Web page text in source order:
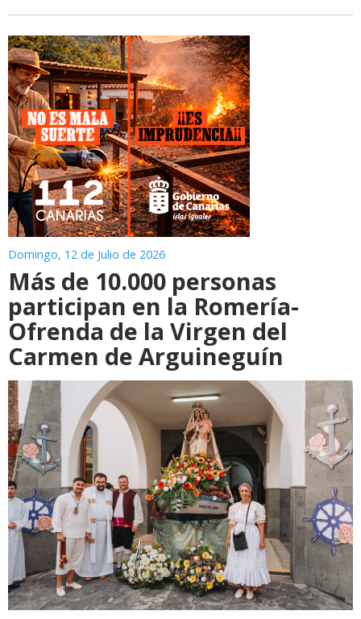
Domingo, 12 de Julio de 2026
Más de 10.000 personas
participan en la Romería-
Ofrenda de la Virgen del
Carmen de Arguineguín